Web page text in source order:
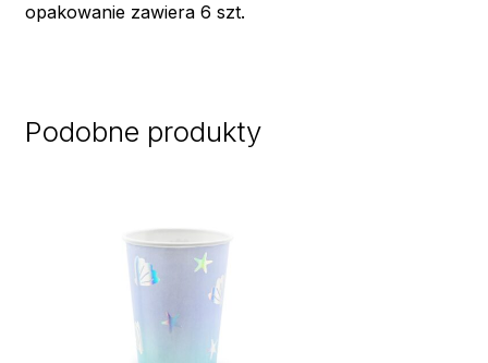
opakowanie zawiera 6 szt.
Podobne produkty